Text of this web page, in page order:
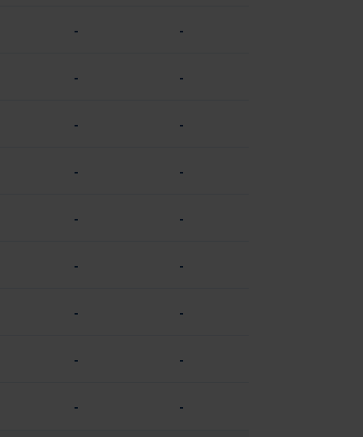
- -
- -
- -
- -
- -
- -
- -
- -
- -